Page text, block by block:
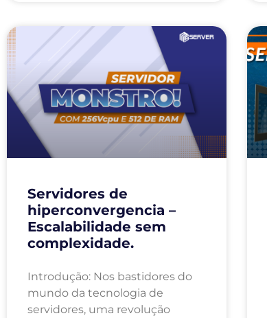
Servidores de
hiperconvergencia –
Escalabilidade sem
complexidade.
Introdução: Nos bastidores do
mundo da tecnologia de
servidores, uma revolução